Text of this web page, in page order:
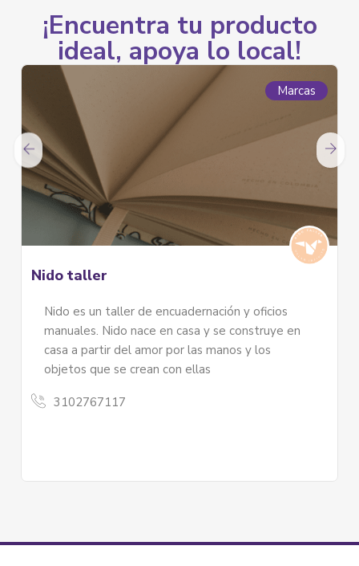
¡Encuentra tu producto
ideal, apoya lo local!
Marcas
Nido taller
Nido es un taller de encuadernación y oficios
manuales. Nido nace en casa y se construye en
casa a partir del amor por las manos y los
objetos que se crean con ellas
3102767117